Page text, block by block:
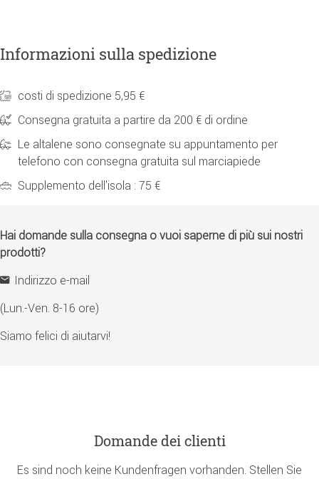
Informazioni sulla spedizione
costi di spedizione 5,95 €
Consegna gratuita a partire da 200 € di ordine
Le altalene sono consegnate su appuntamento per
telefono con consegna gratuita sul marciapiede
Supplemento dell'isola : 75 €
Hai domande sulla consegna o vuoi saperne di più sui nostri
prodotti?
Indirizzo e-mail
(Lun.-Ven. 8-16 ore)
Siamo felici di aiutarvi!
Domande dei clienti
Es sind noch keine Kundenfragen vorhanden. Stellen Sie